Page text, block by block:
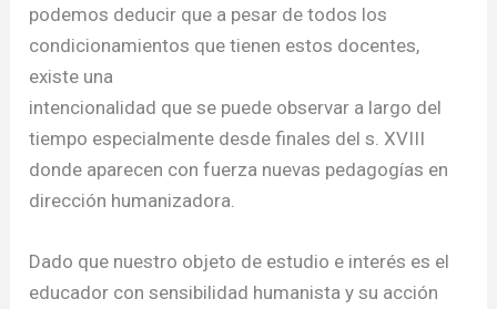
podemos deducir que a pesar de todos los
condicionamientos que tienen estos docentes,
existe una
intencionalidad que se puede observar a largo del
tiempo especialmente desde finales del s. XVIII
donde aparecen con fuerza nuevas pedagogías en
dirección humanizadora.
Dado que nuestro objeto de estudio e interés es el
educador con sensibilidad humanista y su acción